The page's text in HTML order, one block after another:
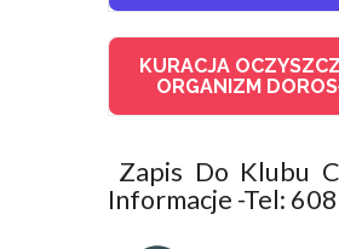
KURACJA
ORGANIZM
Zapis Do Klubu
Informacje -Tel: